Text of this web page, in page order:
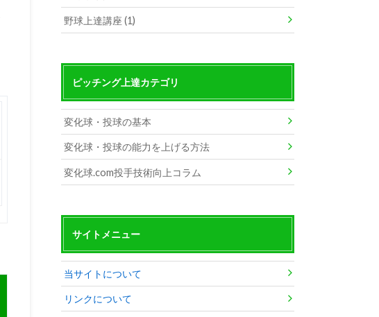
野球上達講座 (1)
ピッチング上達カテゴリ
変化球・投球の基本
変化球・投球の能力を上げる方法
変化球.com投手技術向上コラム
サイトメニュー
当サイトについて
リンクについて